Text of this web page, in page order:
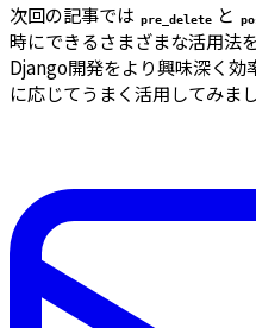
次回の記事では pre_delete と
時にできるさまざまな活用法
Django開発をより興味深く効
に応じてうまく活用してみま